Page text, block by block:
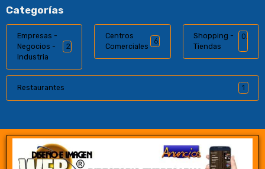
Categorías
Empresas -
Negocios -
Industria
Centros
Comerciales
6
Shopping -
Tiendas
0
Restaurantes 1